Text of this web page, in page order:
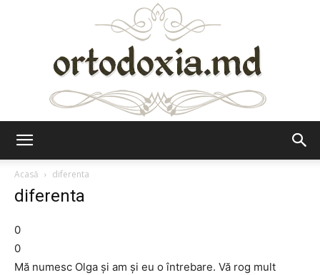
Acasă
diferenta
diferenta
0
0
Mă numesc Olga și am și eu o întrebare. Vă rog mult